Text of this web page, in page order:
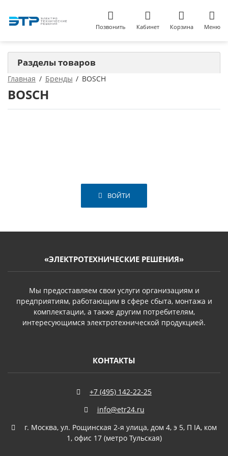
Позвонить Кабинет Корзина Меню
Главная Бренды BOSCH
BOSCH
Разделы товаров
ВОЙТИ
«ЭЛЕКТРОТЕХНИЧЕСКИЕ РЕШЕНИЯ»
Мы предоставляем свои услуги организациям и
предприятиям, работающим в сфере сбыта, монтажа и
комплектации, а также другим потребителям,
интересующимся электротехнической продукцией.
КОНТАКТЫ
+7 (495) 142-22-25
info@etr24.ru
г. Москва, ул. Рощинская 2-я улица, дом 4, э 5, П IА, ком
1, офис 17 (метро Тульская)